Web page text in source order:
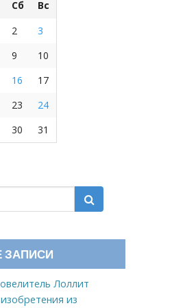
Сб
Вс
2
3
9
10
16
17
23
24
30 31
Лоллит
из